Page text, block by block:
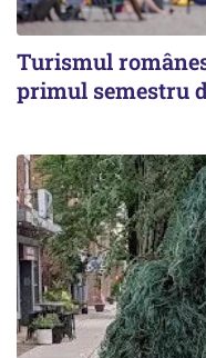
Turismul
primul semestru